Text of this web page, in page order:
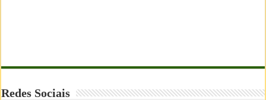
Redes Sociais